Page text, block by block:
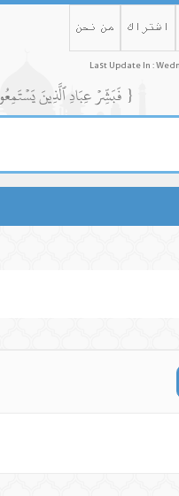
من نحن اشتراك
Last Update In :
{ فَبَشِّرۡ عِبَادِ ٱلَّذِينَ يَسۡتَمِعُونَ ٱلۡقَوۡلَ فَيَتَّبِعُونَ أَحۡسَنَهُۥٓۚ أُوْلَٰٓئِكَ ٱلَّذِينَ هَدَىٰهُمُ ٱللَّهُۖ وَأُوْلَٰٓئِكَ هُمۡ أُوْلُواْ ٱلۡأَلۡبَٰبِ }